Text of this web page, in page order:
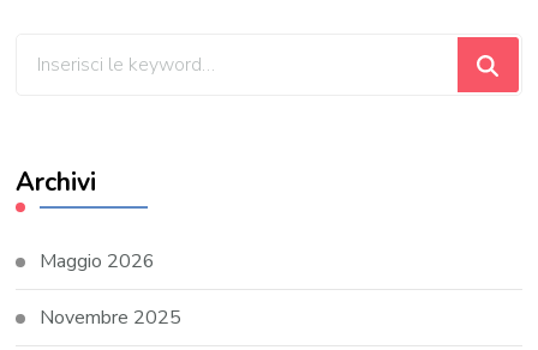
Archivi
Maggio 2026
Novembre 2025